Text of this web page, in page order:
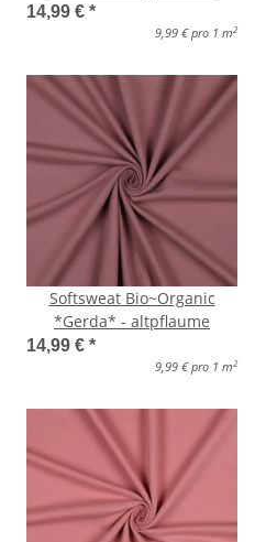
14,99 € *
9,99 € pro 1 m 2
Softsweat Bio~Organic
*Gerda* - altpflaume
14,99 € *
9,99 € pro 1 m 2